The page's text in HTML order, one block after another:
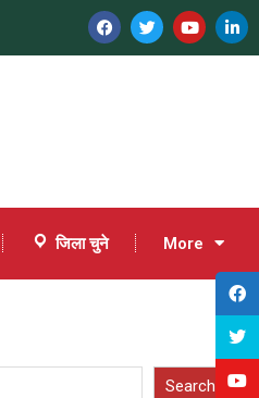
जिला चुने More
Search